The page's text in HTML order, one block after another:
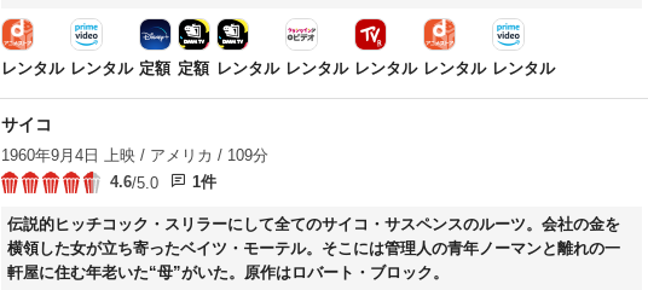
レンタル レンタル 定額 定額 レンタル レンタル レンタル レンタル レンタル
サイコ
1960年9月4日 上映 / アメリカ / 109分
4.6/5.0 1件
伝説的ヒッチコック・スリラーにして全てのサイコ・サスペンスのルーツ。会社の金を
横領した女が立ち寄ったベイツ・モーテル。そこには管理人の青年ノーマンと離れの一
軒屋に住む年老いた“母”がいた。原作はロバート・ブロック。